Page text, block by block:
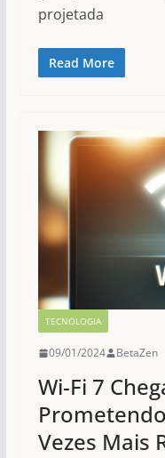
projetada
Read More
TECNOLOGIA
09/01/2024 BetaZen
Wi-Fi 7
Vezes Mais